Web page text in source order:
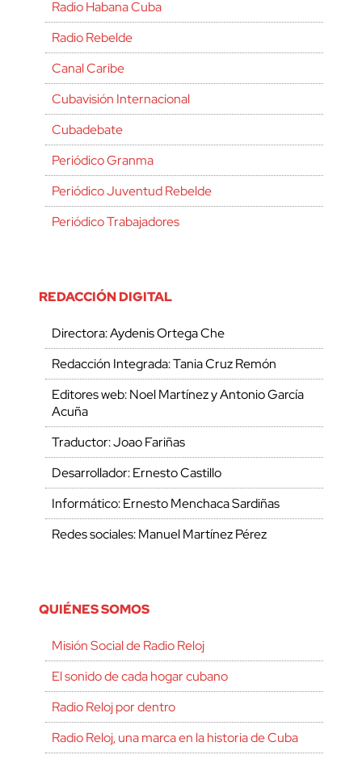
Radio Habana Cuba
Radio Rebelde
Canal Caribe
Cubavisión Internacional
Cubadebate
Periódico Granma
Periódico Juventud Rebelde
Periódico Trabajadores
REDACCIÓN DIGITAL
Directora: Aydenis Ortega Che
Redacción Integrada: Tania Cruz Remón
Editores web: Noel Martínez y Antonio García
Acuña
Traductor: Joao Fariñas
Desarrollador: Ernesto Castillo
Informático: Ernesto Menchaca Sardiñas
Redes sociales: Manuel Martínez Pérez
QUIÉNES SOMOS
Misión Social de Radio Reloj
El sonido de cada hogar cubano
Radio Reloj por dentro
Radio Reloj, una marca en la historia de Cuba